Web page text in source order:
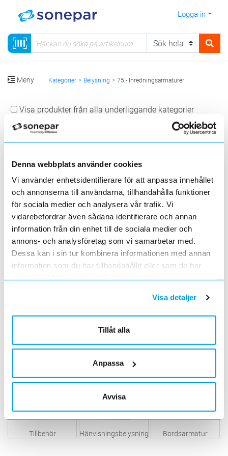
Denna webbplats använder cookies
Vi använder enhetsidentifierare för att anpassa innehållet
och annonserna till användarna, tillhandahålla funktioner
för sociala medier och analysera vår trafik. Vi
vidarebefordrar även sådana identifierare och annan
information från din enhet till de sociala medier och
annons- och analysföretag som vi samarbetar med.
Dessa kan i sin tur kombinera informationen med annan
information som du har tillhandahållit eller som de har
samlat in när du har använt deras tjänster.
Visa detaljer
Tillåt alla
Anpassa
Avvisa
Logga in
Meny Kategorier Belysning 75 - Inredningsarmaturer
Visa produkter från alla underliggande kategorier
Golvarmaturer Plafondarmatur Porslinsarmatur
Tillbehör Hänvisningsbelysning Bordsarmatur